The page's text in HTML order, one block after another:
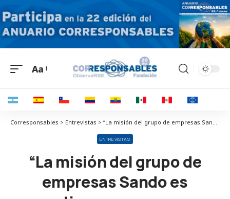
Aa
Corresponsables > Entrevistas > “La misión del grupo de empresas Sando es convertirse en una empresa económica y socialmente viable”
ENTREVISTAS
“La misión del grupo de
empresas Sando es